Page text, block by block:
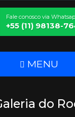
Fale conosco via
+55 (11) 98138-
MENU
do